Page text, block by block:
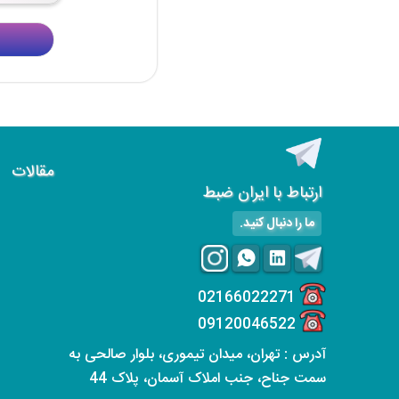
ارتباط با ایران ضبط
ما را دنبال کنید.
02166022271
09120046522
آدرس : تهران، میدان تیموری، بلوار صالحی به
سمت جناح، جنب املاک آسمان، پلاک 44
مقالات